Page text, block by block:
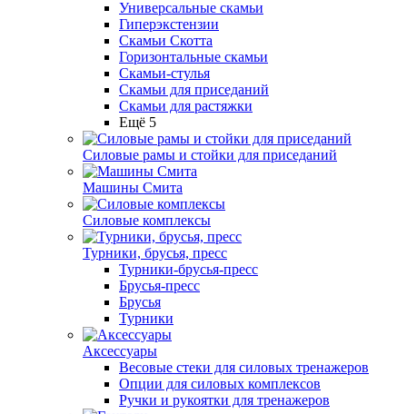
Универсальные скамьи
Гиперэкстензии
Скамьи Скотта
Горизонтальные скамьи
Скамьи-стулья
Скамьи для приседаний
Скамьи для растяжки
Ещё 5
Силовые рамы и стойки для приседаний
Машины Смита
Силовые комплексы
Турники, брусья, пресс
Турники-брусья-пресс
Брусья-пресс
Брусья
Турники
Аксессуары
Весовые стеки для силовых тренажеров
Опции для силовых комплексов
Ручки и рукоятки для тренажеров